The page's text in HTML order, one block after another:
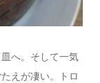
へ。そして一気
えが凄い。トロ